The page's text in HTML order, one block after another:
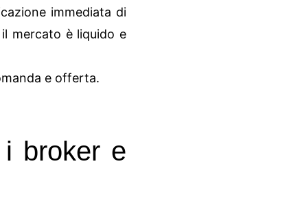
immediata di
mercato è liquido e
e offerta.
broker e